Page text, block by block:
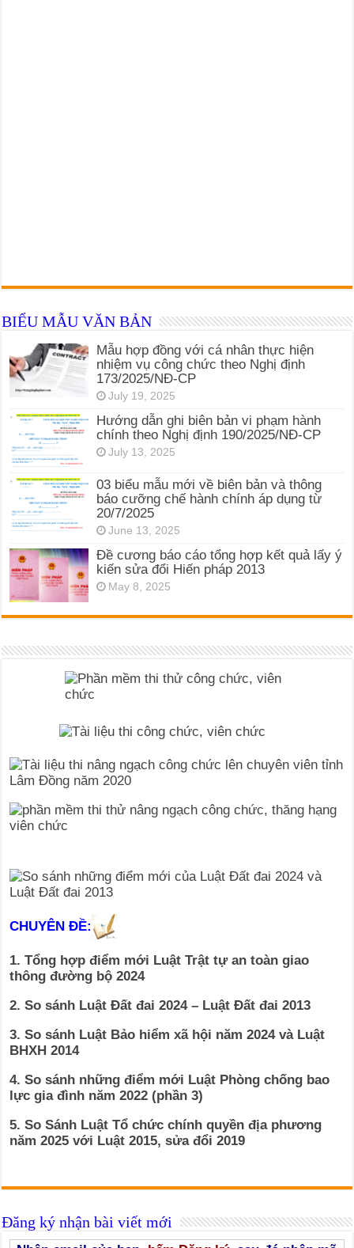
BIỂU MẪU VĂN BẢN
Mẫu hợp đồng với cá nhân thực hiện
nhiệm vụ công chức theo Nghị định
173/2025/NĐ-CP
July 19, 2025
Hướng dẫn ghi biên bản vi phạm hành
chính theo Nghị định 190/2025/NĐ-CP
July 13, 2025
03 biểu mẫu mới về biên bản và thông
báo cưỡng chế hành chính áp dụng từ
20/7/2025
June 13, 2025
Đề cương báo cáo tổng hợp kết quả lấy ý
kiến sửa đổi Hiến pháp 2013
May 8, 2025
CHUYÊN ĐỀ:
1. Tổng hợp điểm mới Luật Trật tự an toàn giao
thông đường bộ 2024
2. So sánh Luật Đất đai 2024 – Luật Đất đai 2013
3. So sánh Luật Bảo hiểm xã hội năm 2024 và Luật
BHXH 2014
4. So sánh những điểm mới Luật Phòng chống bao
lực gia đình năm 2022 (phần 3)
5. So Sánh Luật Tổ chức chính quyền địa phương
năm 2025 với Luật 2015, sửa đổi 2019
Đăng ký nhận bài viết mới